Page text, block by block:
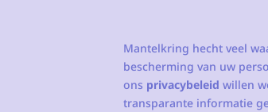
Mantelkring hecht veel
bescherming van uw
ons privacybeleid willen
transparante informatie